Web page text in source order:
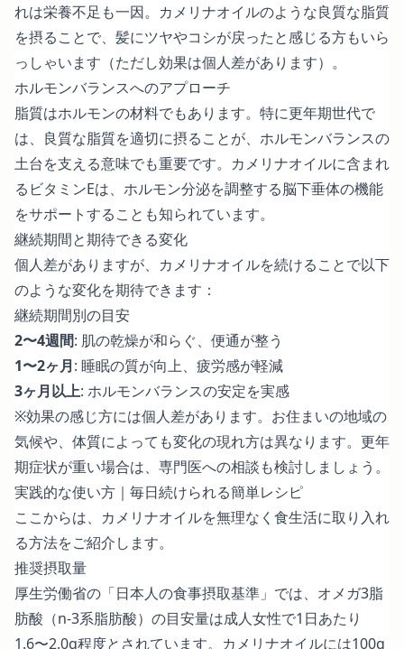
れは栄養不足も一因。カメリナオイルのような良質な脂質
を摂ることで、髪にツヤやコシが戻ったと感じる方もいら
っしゃいます（ただし効果は個人差があります）。
ホルモンバランスへのアプローチ
脂質はホルモンの材料でもあります。特に更年期世代で
は、良質な脂質を適切に摂ることが、ホルモンバランスの
土台を支える意味でも重要です。カメリナオイルに含まれ
るビタミンEは、ホルモン分泌を調整する脳下垂体の機能
をサポートすることも知られています。
継続期間と期待できる変化
個人差がありますが、カメリナオイルを続けることで以下
のような変化を期待できます：
継続期間別の目安
2〜4週間: 肌の乾燥が和らぐ、便通が整う
1〜2ヶ月: 睡眠の質が向上、疲労感が軽減
3ヶ月以上: ホルモンバランスの安定を実感
※効果の感じ方には個人差があります。お住まいの地域の
気候や、体質によっても変化の現れ方は異なります。更年
期症状が重い場合は、専門医への相談も検討しましょう。
実践的な使い方｜毎日続けられる簡単レシピ
ここからは、カメリナオイルを無理なく食生活に取り入れ
る方法をご紹介します。
推奨摂取量
厚生労働省の「日本人の食事摂取基準 」では、オメガ3脂
肪酸（n-3系脂肪酸）の目安量は成人女性で1日あたり
1.6〜2.0g程度とされています。カメリナオイルには100g